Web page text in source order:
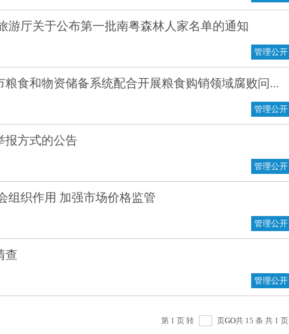
游厅关于公布第一批南粤森林人家名单的通知
管理公开
食和物资储备系统配合开展粮食购销领域腐败问...
管理公开
报方式的公告
管理公开
组织作用 加强市场价格监管
管理公开
查
管理公开
第 1 页 转 页GO共 15 条 共 1 页